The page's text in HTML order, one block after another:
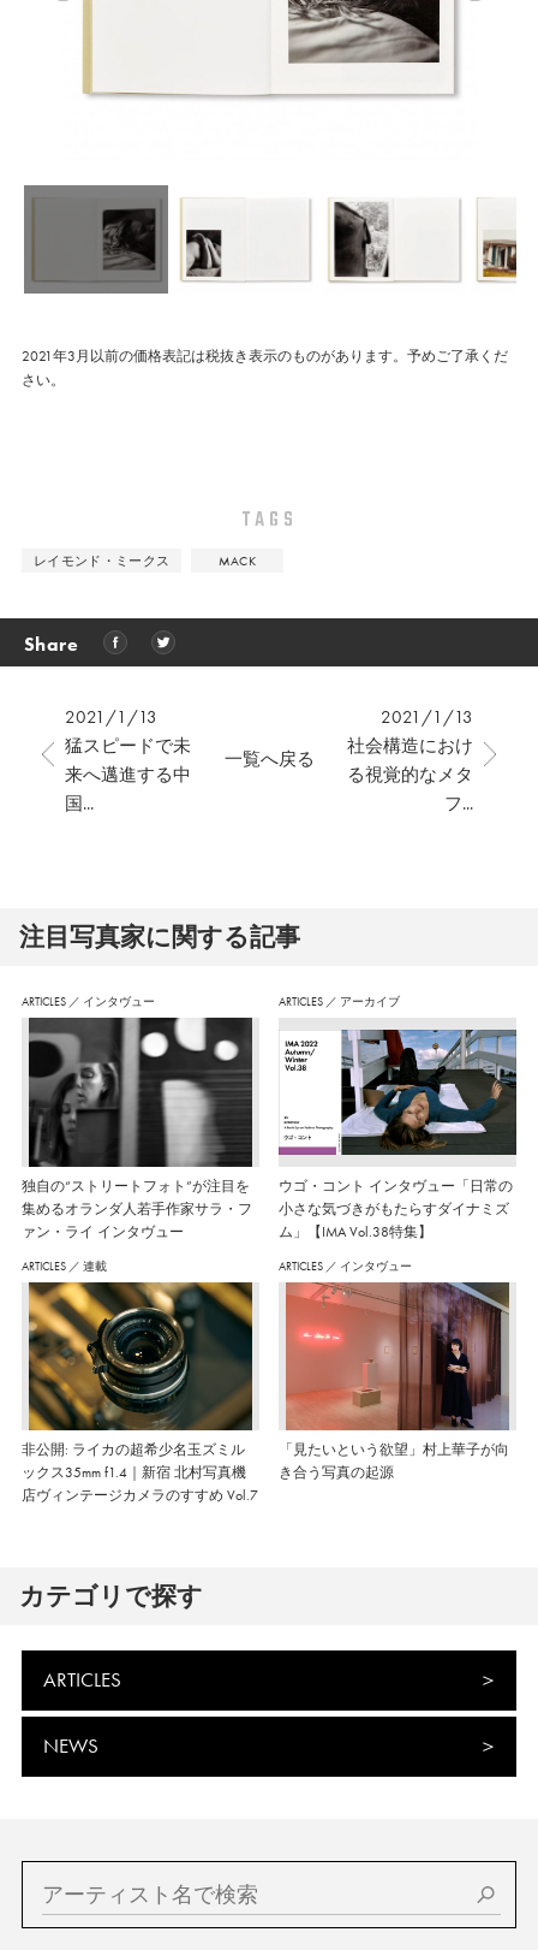
2021年3月以前の価格表記は税抜き表示のものがあります。予めご了承くだ
さい。
TAGS
レイモンド・ミークス MACK
Share
2021/1/13
猛スピードで未
来へ邁進する中
国...
2021/1/13
社会構造におけ
る視覚的なメタ
フ...
一覧へ戻る
注⽬写真家に関する記事
ARTICLES ／ インタヴュー
独自の“ストリートフォト”が注目を
集めるオランダ人若手作家サラ・フ
ァン・ライ インタヴュー
ARTICLES ／ アーカイブ
ウゴ・コント インタヴュー「日常の
小さな気づきがもたらすダイナミズ
ム」【IMA Vol.38特集】
ARTICLES ／ 連載
非公開: ライカの超希少名玉ズミル
ックス35mm f1.4｜新宿 北村写真機
店ヴィンテージカメラのすすめ Vol.7
ARTICLES ／ インタヴュー
「見たいという欲望」村上華子が向
き合う写真の起源
カテゴリで探す
ARTICLES
NEWS